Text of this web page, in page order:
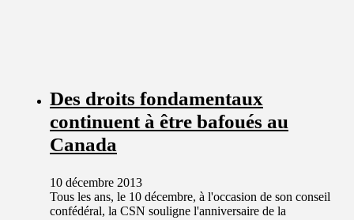
Des droits fondamentaux
continuent à être bafoués au
Canada
10 décembre 2013
Tous les ans, le 10 décembre, à l'occasion de son conseil
confédéral, la CSN souligne l'anniversaire de la